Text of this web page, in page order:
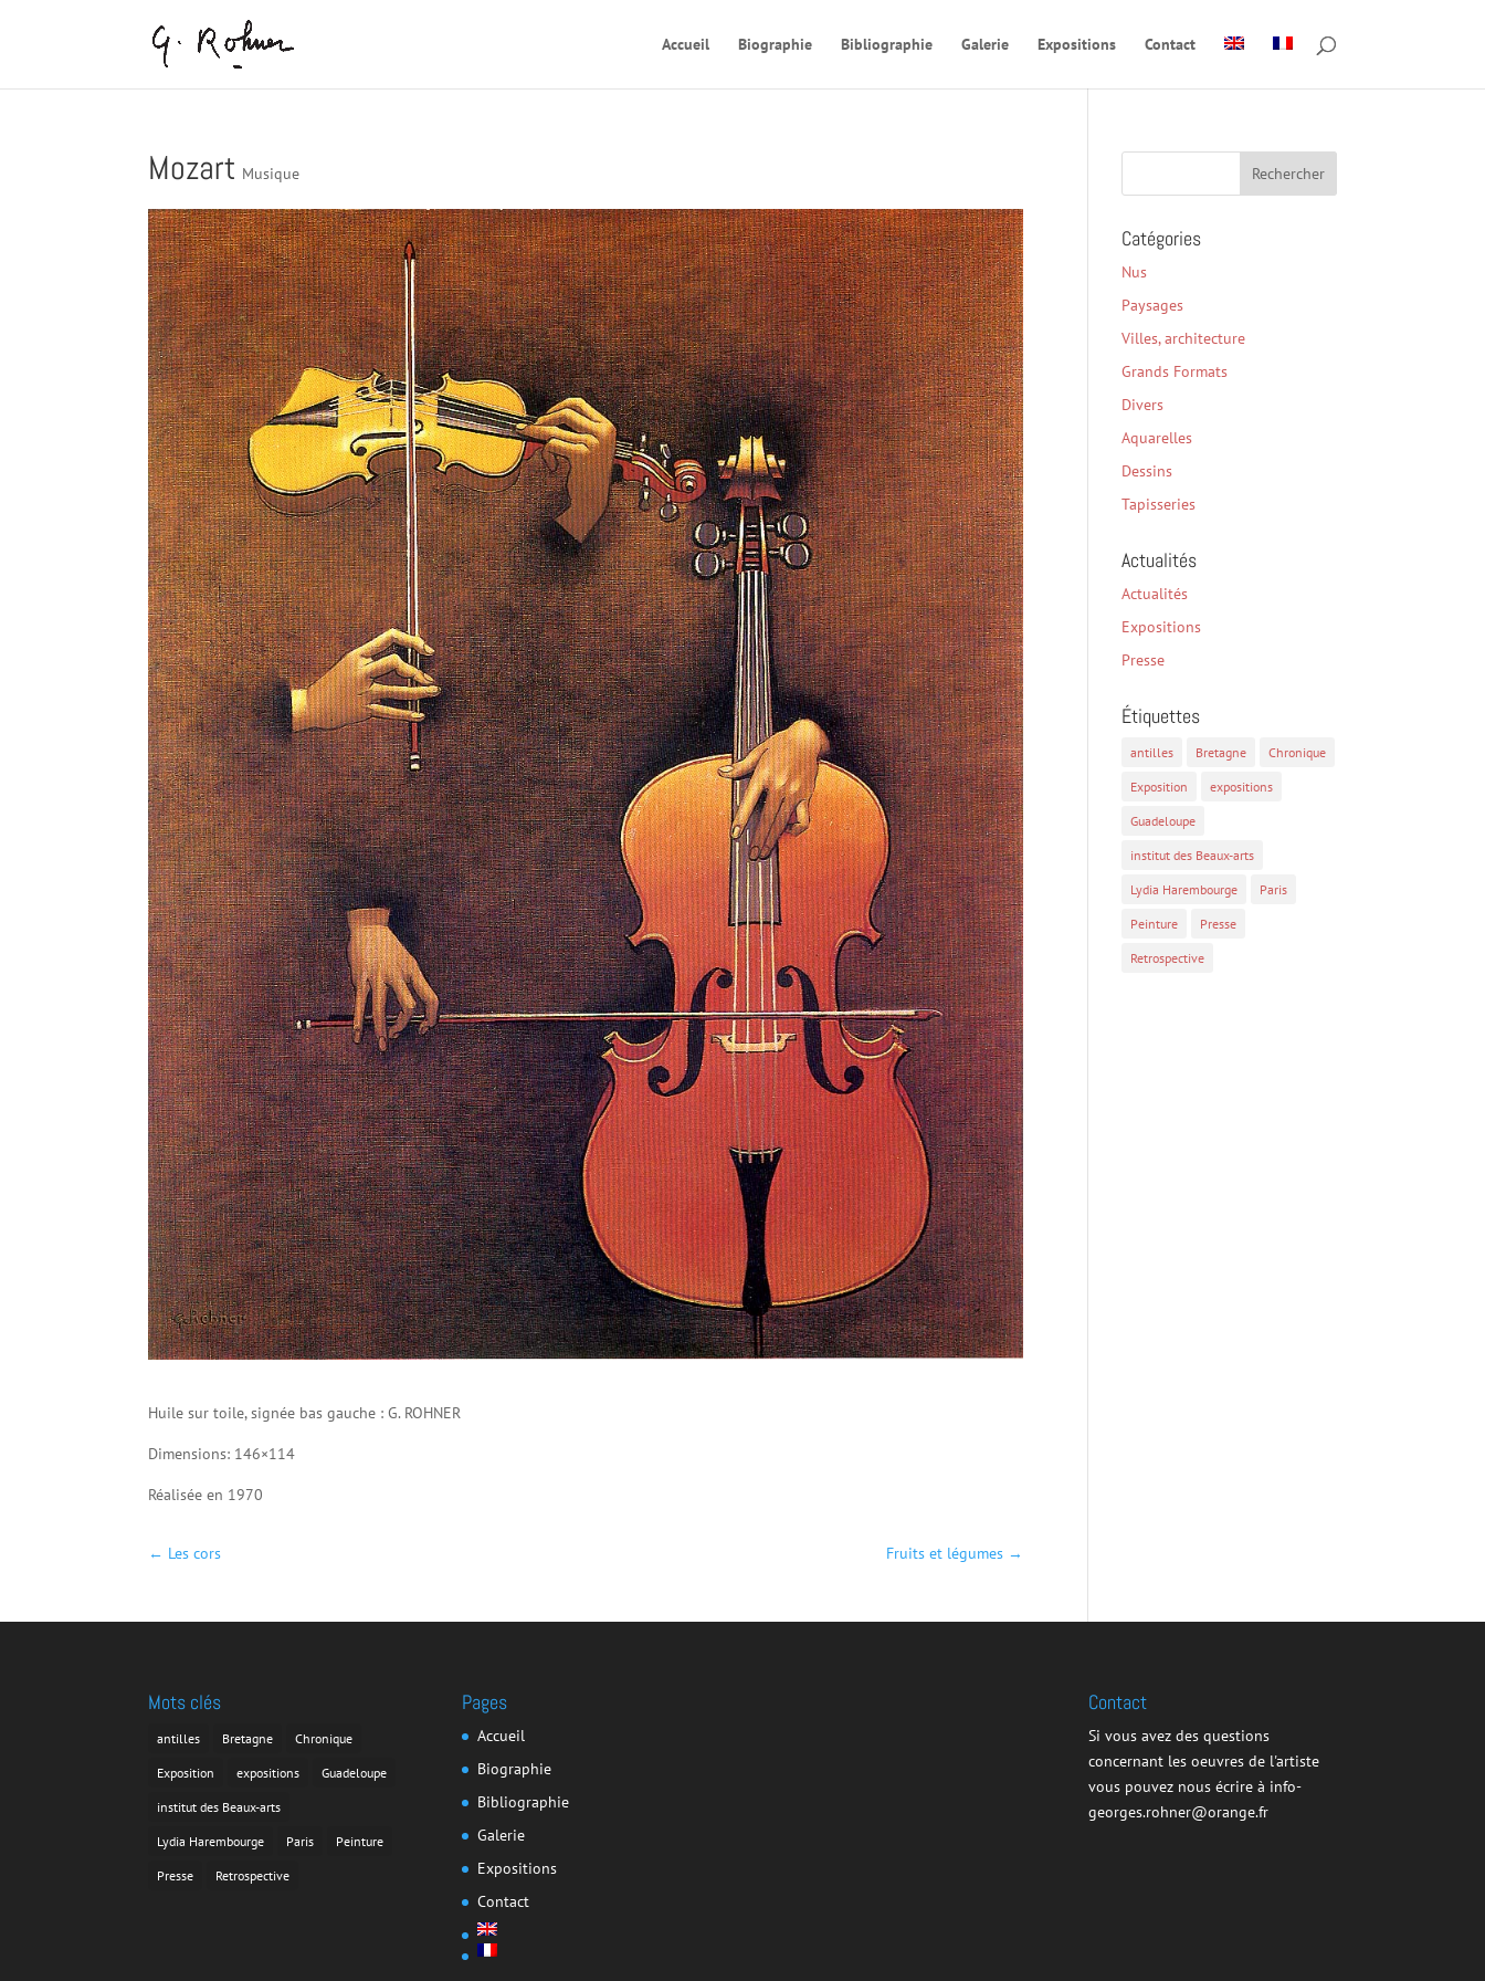
Accueil Biographie Bibliographie Galerie Expositions Contact
Mozart Musique
Huile sur toile, signée bas gauche : G. ROHNER
Dimensions: 146×114
Réalisée en 1970
← Les cors Fruits et légumes →
Catégories
Nus
Paysages
Villes, architecture
Grands Formats
Divers
Aquarelles
Dessins
Tapisseries
Actualités
Actualités
Expositions
Presse
Étiquettes
antilles Bretagne Chronique
Exposition expositions
Guadeloupe
institut des Beaux-arts
Lydia Harembourge Paris
Peinture Presse
Retrospective
Mots clés
antilles Bretagne Chronique
Exposition expositions Guadeloupe
institut des Beaux-arts
Lydia Harembourge Paris Peinture
Presse Retrospective
Pages
Accueil
Biographie
Bibliographie
Galerie
Expositions
Contact
Contact
Si vous avez des questions
concernant les oeuvres de l'artiste
vous pouvez nous écrire à info-
georges.rohner@orange.fr